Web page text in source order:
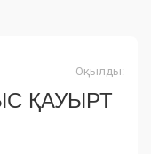
Оқылды:
ҚАУЫРТ